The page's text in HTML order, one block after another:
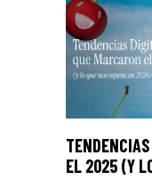
EL 2025 (Y